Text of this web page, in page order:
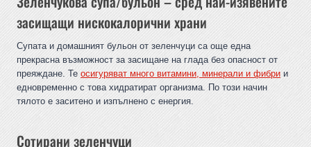
засищащи нискокалорични храни
Супата и домашният бульон от зеленчуци са още една
прекрасна възможност за засищане на глада без опасност от
преяждане. Те осигуряват много витамини, минерали и фибри и
едновременно с това хидратират организма. По този начин
тялото е заситено и изпълнено с енергия.
Сотирани зеленчуци